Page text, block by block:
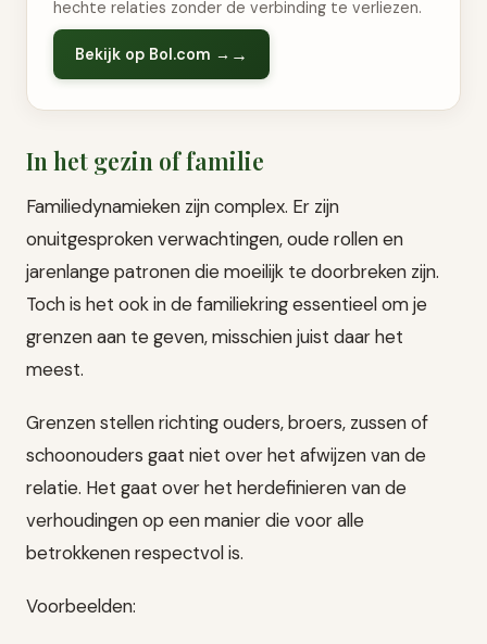
hechte relaties zonder de verbinding te verliezen.
Bekijk op Bol.com →
In het gezin of familie
Familiedynamieken zijn complex. Er zijn
onuitgesproken verwachtingen, oude rollen en
jarenlange patronen die moeilijk te doorbreken zijn.
Toch is het ook in de familiekring essentieel om je
grenzen aan te geven, misschien juist daar het
meest.
Grenzen stellen richting ouders, broers, zussen of
schoonouders gaat niet over het afwijzen van de
relatie. Het gaat over het herdefinieren van de
verhoudingen op een manier die voor alle
betrokkenen respectvol is.
Voorbeelden: